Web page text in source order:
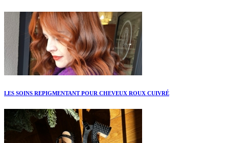
LES SOINS REPIGMENTANT POUR CHEVEUX ROUX CUIVRÉ